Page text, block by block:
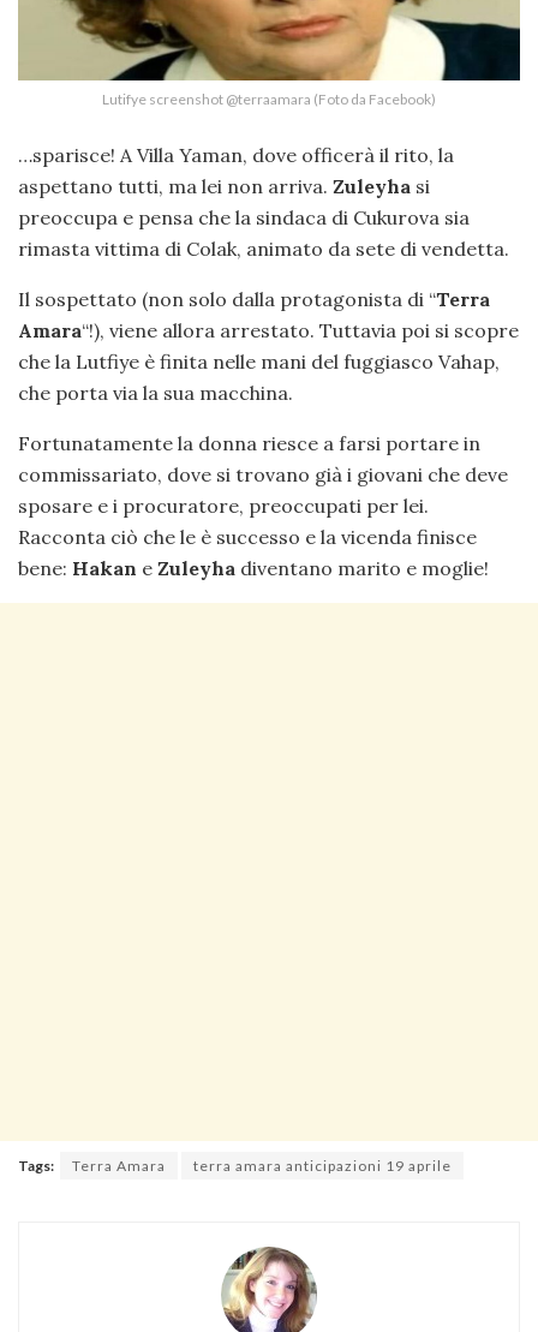
Lutifye screenshot @terraamara (Foto da Facebook)
…sparisce! A Villa Yaman, dove officerà il rito, la
aspettano tutti, ma lei non arriva. Zuleyha si
preoccupa e pensa che la sindaca di Cukurova sia
rimasta vittima di Colak, animato da sete di vendetta.
Il sospettato (non solo dalla protagonista di “Terra
Amara“!), viene allora arrestato. Tuttavia poi si scopre
che la Lutfiye è finita nelle mani del fuggiasco Vahap,
che porta via la sua macchina.
Fortunatamente la donna riesce a farsi portare in
commissariato, dove si trovano già i giovani che deve
sposare e i procuratore, preoccupati per lei.
Racconta ciò che le è successo e la vicenda finisce
bene: Hakan e Zuleyha diventano marito e moglie!
Tags: Terra Amara terra amara anticipazioni 19 aprile